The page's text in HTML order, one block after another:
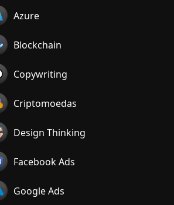
Azure
Blockchain
Copywriting
Criptomoedas
Design Thinking
Facebook Ads
Google Ads